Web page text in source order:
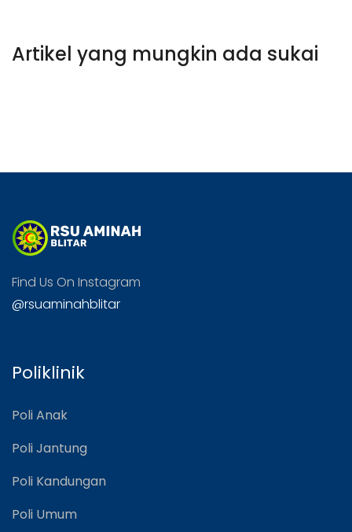
Artikel yang mungkin ada sukai
Find Us On Instagram
@rsuaminahblitar
Poliklinik
Poli Anak
Poli Jantung
Poli Kandungan
Poli Umum